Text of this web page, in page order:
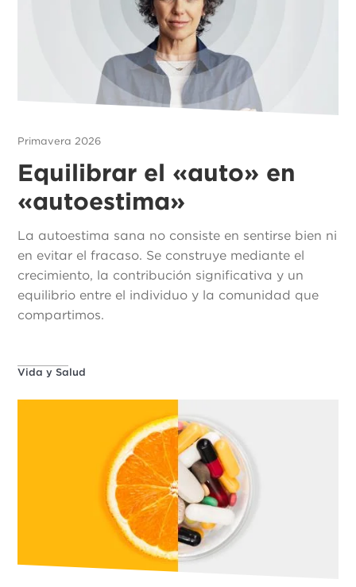
Primavera 2026
Equilibrar el «auto» en
«autoestima»
La autoestima sana no consiste en sentirse bien ni
en evitar el fracaso. Se construye mediante el
crecimiento, la contribución significativa y un
equilibrio entre el individuo y la comunidad que
compartimos.
Vida y Salud